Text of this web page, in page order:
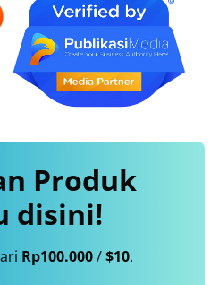
Produk
disini!
Rp100.000/$10.